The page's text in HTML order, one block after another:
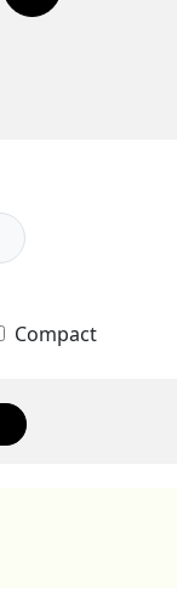
Compact